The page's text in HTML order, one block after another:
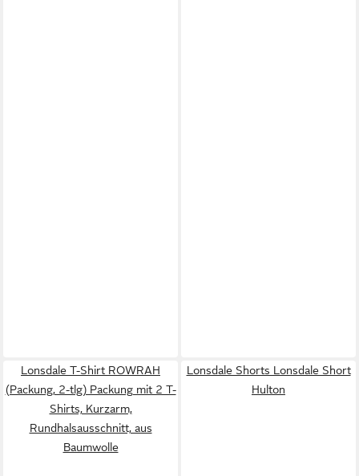
Lonsdale T-Shirt ROWRAH
(Packung, 2-tlg) Packung mit 2 T-
Shirts, Kurzarm,
Rundhalsausschnitt, aus
Baumwolle
Lonsdale Shorts Lonsdale Short
Hulton